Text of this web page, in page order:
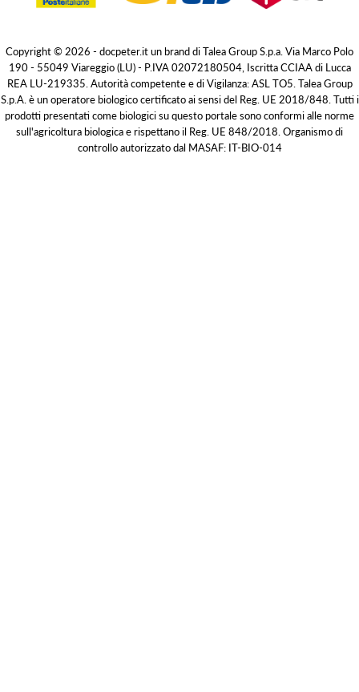
Copyright © 2026 - docpeter.it un brand di Talea Group S.p.a. Via Marco Polo
190 - 55049 Viareggio (LU) - P.IVA 02072180504, Iscritta CCIAA di Lucca
REA LU-219335. Autorità competente e di Vigilanza: ASL TO5. Talea Group
S.p.A. è un operatore biologico certificato ai sensi del Reg. UE 2018/848. Tutti i
prodotti presentati come biologici su questo portale sono conformi alle norme
sull'agricoltura biologica e rispettano il Reg. UE 848/2018. Organismo di
controllo autorizzato dal MASAF: IT-BIO-014